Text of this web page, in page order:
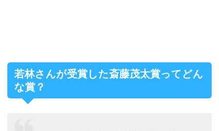
若林さんが受賞した斎藤茂太賞ってどん
な賞？